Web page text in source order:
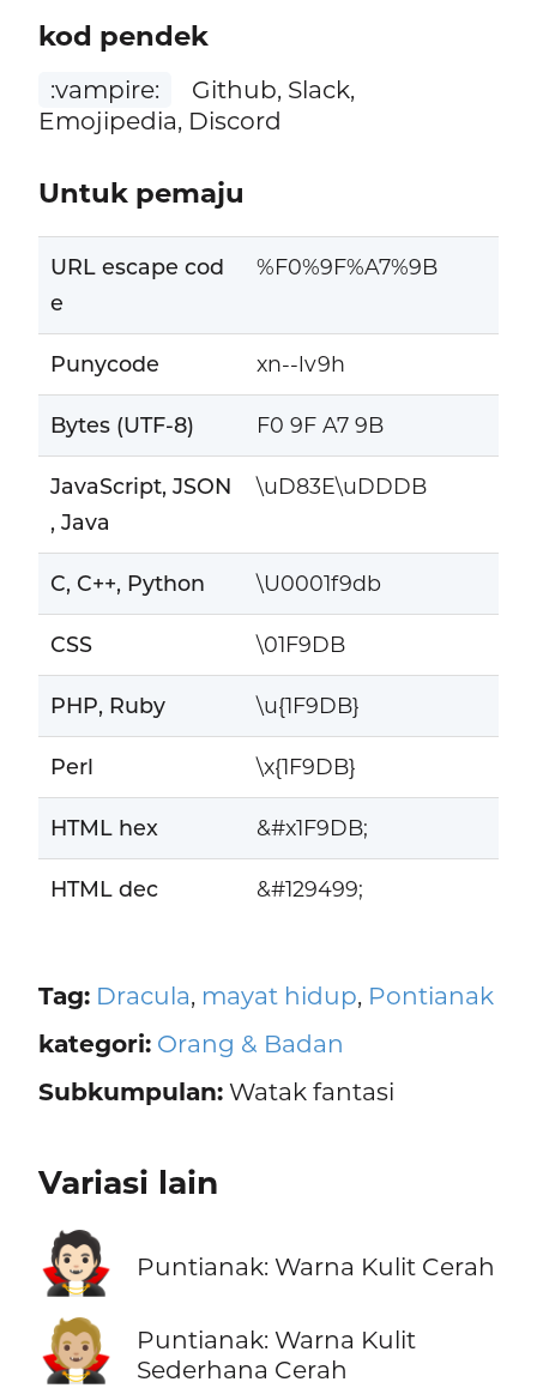
kod pendek
:vampire:
Github, Slack,
Emojipedia, Discord
Untuk pemaju
URL escape cod
e
%F0%9F%A7%9B
Punycode xn--lv9h
Bytes (UTF-8) F0 9F A7 9B
JavaScript, JSON
, Java
\uD83E\uDDDB
C, C++, Python \U0001f9db
CSS \01F9DB
PHP, Ruby \u{1F9DB}
Perl \x{1F9DB}
HTML hex &#x1F9DB;
HTML dec &#129499;
Tag: Dracula, mayat hidup, Pontianak
kategori: Orang & Badan
Subkumpulan:Watak fantasi
Variasi lain
🧛🏻 Puntianak: Warna Kulit Cerah
🧛🏼
Puntianak: Warna Kulit
Sederhana Cerah